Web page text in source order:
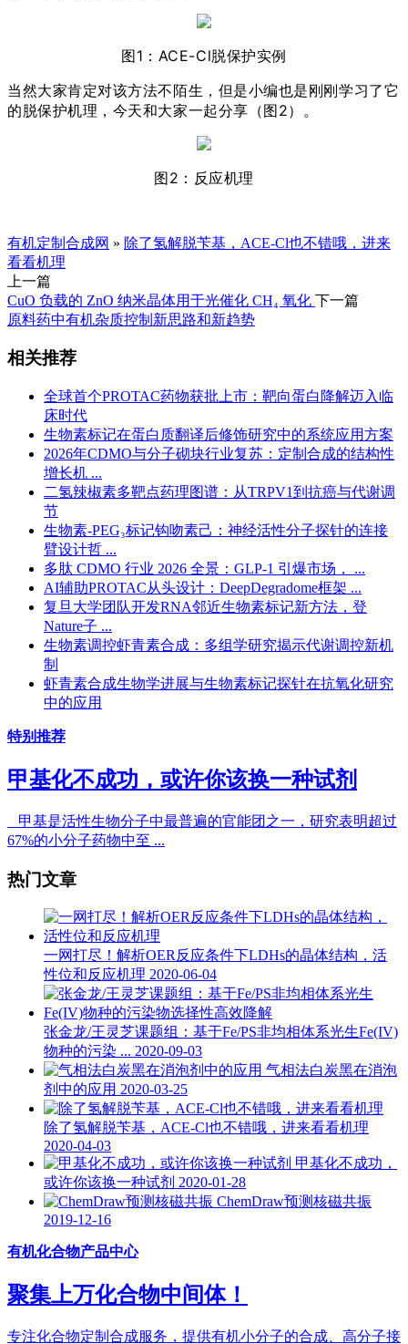
图1：ACE-Cl脱保护实例
当然大家肯定对该方法不陌生，但是小编也是刚刚学习了它
的脱保护机理，今天和大家一起分享（图2）。
图2：反应机理
有机定制合成网 » 除了氢解脱苄基，ACE-Cl也不错哦，进来
看看机理
上一篇
CuO 负载的 ZnO 纳米晶体用于光催化 CH₄ 氧化 下一篇
原料药中有机杂质控制新思路和新趋势
相关推荐
全球首个PROTAC药物获批上市：靶向蛋白降解迈入临
床时代
生物素标记在蛋白质翻译后修饰研究中的系统应用方案
2026年CDMO与分子砌块行业复苏：定制合成的结构性
增长机 ...
二氢辣椒素多靶点药理图谱：从TRPV1到抗癌与代谢调
节
生物素-PEG₃标记钩吻素己：神经活性分子探针的连接
臂设计哲 ...
多肽 CDMO 行业 2026 全景：GLP-1 引爆市场， ...
AI辅助PROTAC从头设计：DeepDegradome框架 ...
复旦大学团队开发RNA邻近生物素标记新方法，登
Nature子 ...
生物素调控虾青素合成：多组学研究揭示代谢调控新机
制
虾青素合成生物学进展与生物素标记探针在抗氧化研究
中的应用
特别推荐
甲基化不成功，或许你该换一种试剂
甲基是活性生物分子中最普遍的官能团之一，研究表明超过
67%的小分子药物中至 ...
热门文章
一网打尽！解析OER反应条件下LDHs的晶体结构，活
性位和反应机理 2020-06-04
张金龙/王灵芝课题组：基于Fe/PS非均相体系光生Fe(IV)
物种的污染 ... 2020-09-03
气相法白炭黑在消泡
剂中的应用 2020-03-25
除了氢解脱苄基，ACE-Cl也不错哦，进来看看机理
2020-04-03
甲基化不成功，
或许你该换一种试剂 2020-01-28
ChemDraw预测核磁共振
2019-12-16
有机化合物产品中心
聚集上万化合物中间体！
专注化合物定制合成服务，提供有机小分子的合成、高分子接